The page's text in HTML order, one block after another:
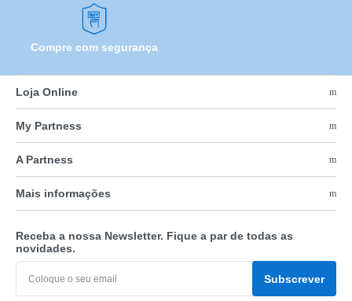
Compre com segurança
Loja Online
My Partness
A Partness
Mais informações
Receba a nossa Newsletter. Fique a par de todas as
novidades.
Subscrever